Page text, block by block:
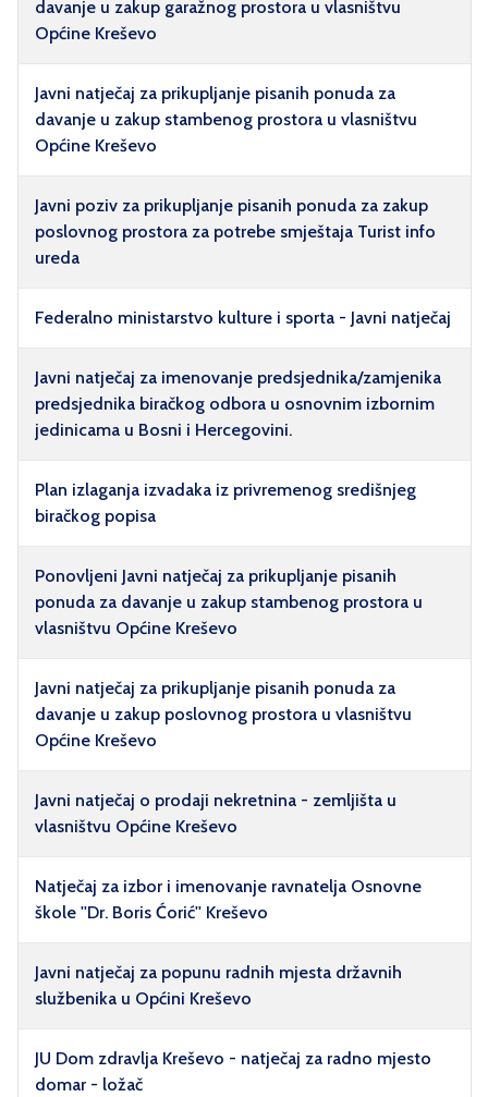
davanje u zakup garažnog prostora u vlasništvu
Općine Kreševo
Javni natječaj za prikupljanje pisanih ponuda za
davanje u zakup stambenog prostora u vlasništvu
Općine Kreševo
Javni poziv za prikupljanje pisanih ponuda za zakup
poslovnog prostora za potrebe smještaja Turist info
ureda
Federalno ministarstvo kulture i sporta - Javni natječaj
Javni natječaj za imenovanje predsjednika/zamjenika
predsjednika biračkog odbora u osnovnim izbornim
jedinicama u Bosni i Hercegovini.
Plan izlaganja izvadaka iz privremenog središnjeg
biračkog popisa
Ponovljeni Javni natječaj za prikupljanje pisanih
ponuda za davanje u zakup stambenog prostora u
vlasništvu Općine Kreševo
Javni natječaj za prikupljanje pisanih ponuda za
davanje u zakup poslovnog prostora u vlasništvu
Općine Kreševo
Javni natječaj o prodaji nekretnina - zemljišta u
vlasništvu Općine Kreševo
Natječaj za izbor i imenovanje ravnatelja Osnovne
škole ''Dr. Boris Ćorić'' Kreševo
Javni natječaj za popunu radnih mjesta državnih
službenika u Općini Kreševo
JU Dom zdravlja Kreševo - natječaj za radno mjesto
domar - ložač